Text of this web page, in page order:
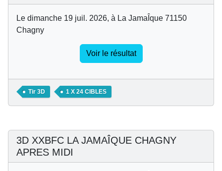
Le dimanche 19 juil. 2026, à La JamaÎque 71150
Chagny
Voir le résultat
Tir 3D 1 X 24 CIBLES
3D XXBFC LA JAMAÎQUE CHAGNY
APRES MIDI